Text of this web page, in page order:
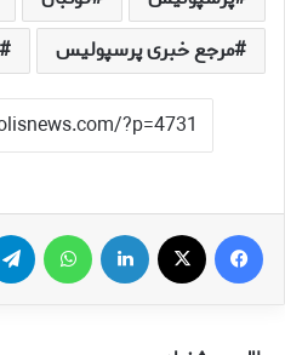
مرجع خبری پرسپولیس
فیس بوک لینکدین